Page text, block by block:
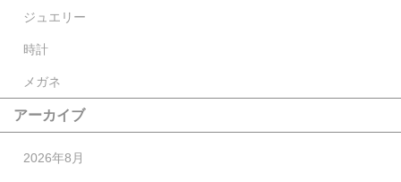
ジュエリー
時計
メガネ
アーカイブ
2026年8月